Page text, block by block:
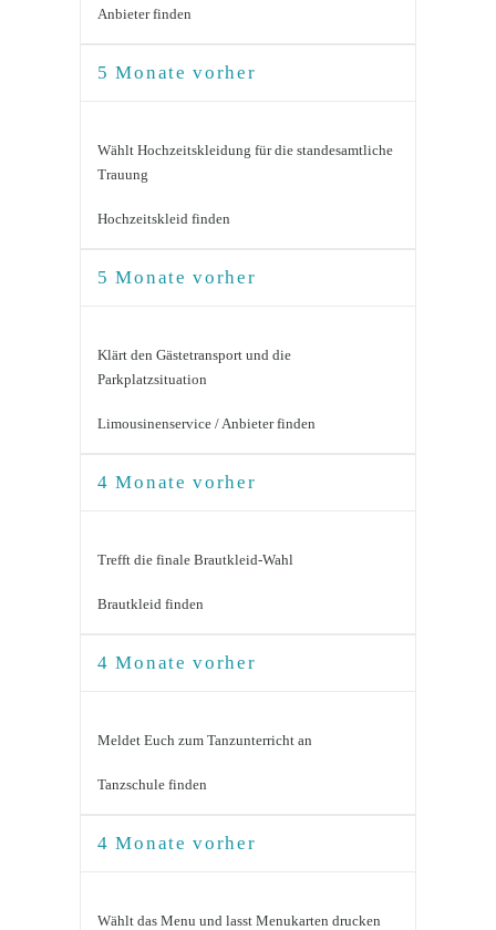
Anbieter finden
5 Monate vorher
Wählt Hochzeitskleidung für die standesamtliche
Trauung
Hochzeitskleid finden
5 Monate vorher
Klärt den Gästetransport und die
Parkplatzsituation
Limousinenservice / Anbieter finden
4 Monate vorher
Trefft die finale Brautkleid-Wahl
Brautkleid finden
4 Monate vorher
Meldet Euch zum Tanzunterricht an
Tanzschule finden
4 Monate vorher
Wählt das Menu und lasst Menukarten drucken